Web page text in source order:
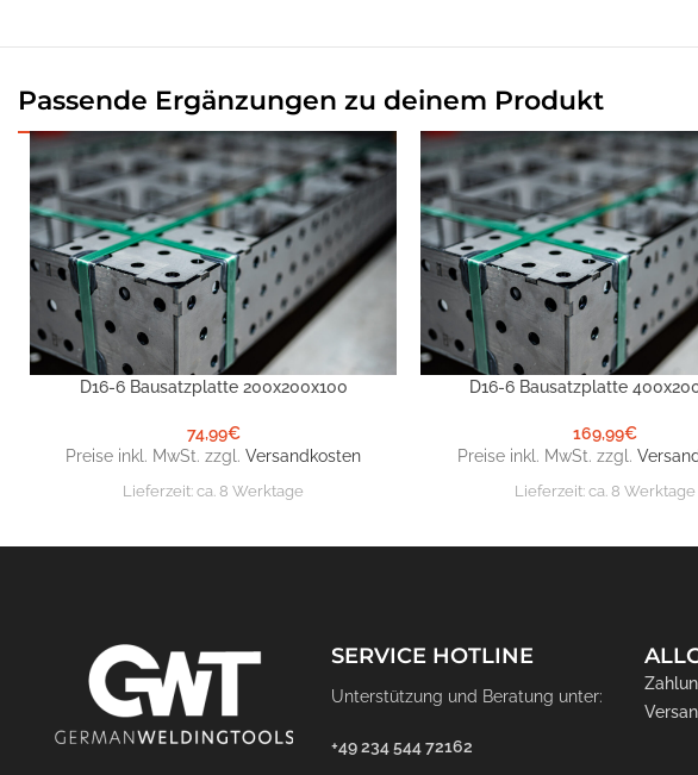
Passende Ergänzungen zu deinem Produkt
IN DEN WARENKORB
D16-6 Bausatzplatte 200x200x100
74,99€
Preise inkl. MwSt. zzgl.Versandkosten
Lieferzeit:ca. 8 Werktage
IN DEN WARENKORB
D16-6 Bausatzplatte
169,99€
Preise inkl. MwSt. zzgl.
Lieferzeit: ca. 8 Werktage
SERVICE HOTLINE
Unterstützung und Beratung unter:
+49 234 544 72162